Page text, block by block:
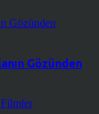
Gözünden
Filmler